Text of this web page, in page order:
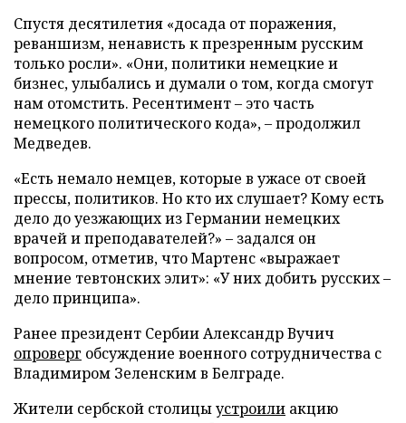
Спустя десятилетия «досада от поражения,
реваншизм, ненависть к презренным русским
только росли». «Они, политики немецкие и
бизнес, улыбались и думали о том, когда смогут
нам отомстить. Ресентимент – это часть
немецкого политического кода», – продолжил
Медведев.
«Есть немало немцев, которые в ужасе от своей
прессы, политиков. Но кто их слушает? Кому есть
дело до уезжающих из Германии немецких
врачей и преподавателей?» – задался он
вопросом, отметив, что Мартенс «выражает
мнение тевтонских элит»: «У них добить русских –
дело принципа».
Ранее президент Сербии Александр Вучич
опроверг обсуждение военного сотрудничества с
Владимиром Зеленским в Белграде.
Жители сербской столицыустроили акцию